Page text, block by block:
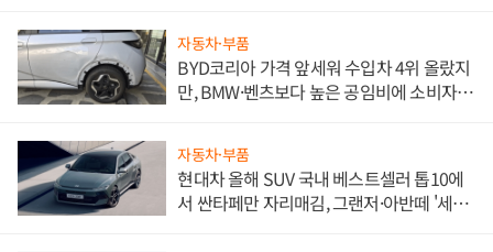
자동차·부품
BYD코리아 가격 앞세워 수입차 4위 올랐지
만, BMW·벤츠보다 높은 공임비에 소비자
자동차·부품
현대차 올해 SUV 국내 베스트셀러 톱10에
서 싼타페만 자리매김, 그랜저·아반떼 '세단